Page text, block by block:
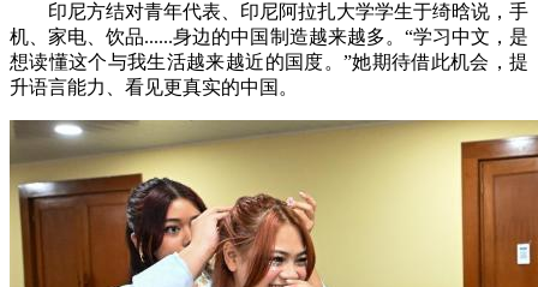
印尼方结对青年代表、印尼阿拉扎大学学生于绮晗说，手
机、家电、饮品......身边的中国制造越来越多。“学习中文，是
想读懂这个与我生活越来越近的国度。”她期待借此机会，提
升语言能力、看见更真实的中国。